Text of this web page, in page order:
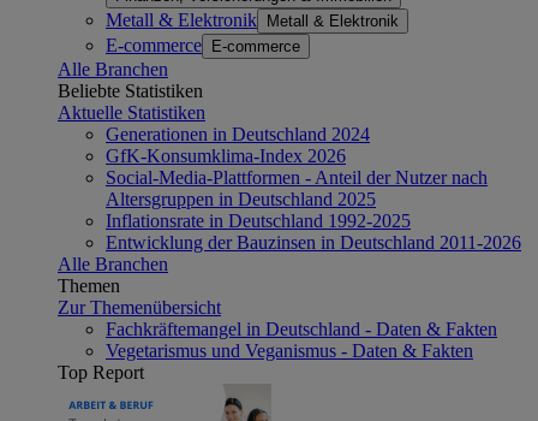
Metall & Elektronik Metall & Elektronik
E-commerce E-commerce
Alle Branchen
Beliebte Statistiken
Aktuelle Statistiken
Generationen in Deutschland 2024
GfK-Konsumklima-Index 2026
Social-Media-Plattformen - Anteil der Nutzer nach
Altersgruppen in Deutschland 2025
Inflationsrate in Deutschland 1992-2025
Entwicklung der Bauzinsen in Deutschland 2011-2026
Alle Branchen
Themen
Zur Themenübersicht
Fachkräftemangel in Deutschland - Daten & Fakten
Vegetarismus und Veganismus - Daten & Fakten
Top Report